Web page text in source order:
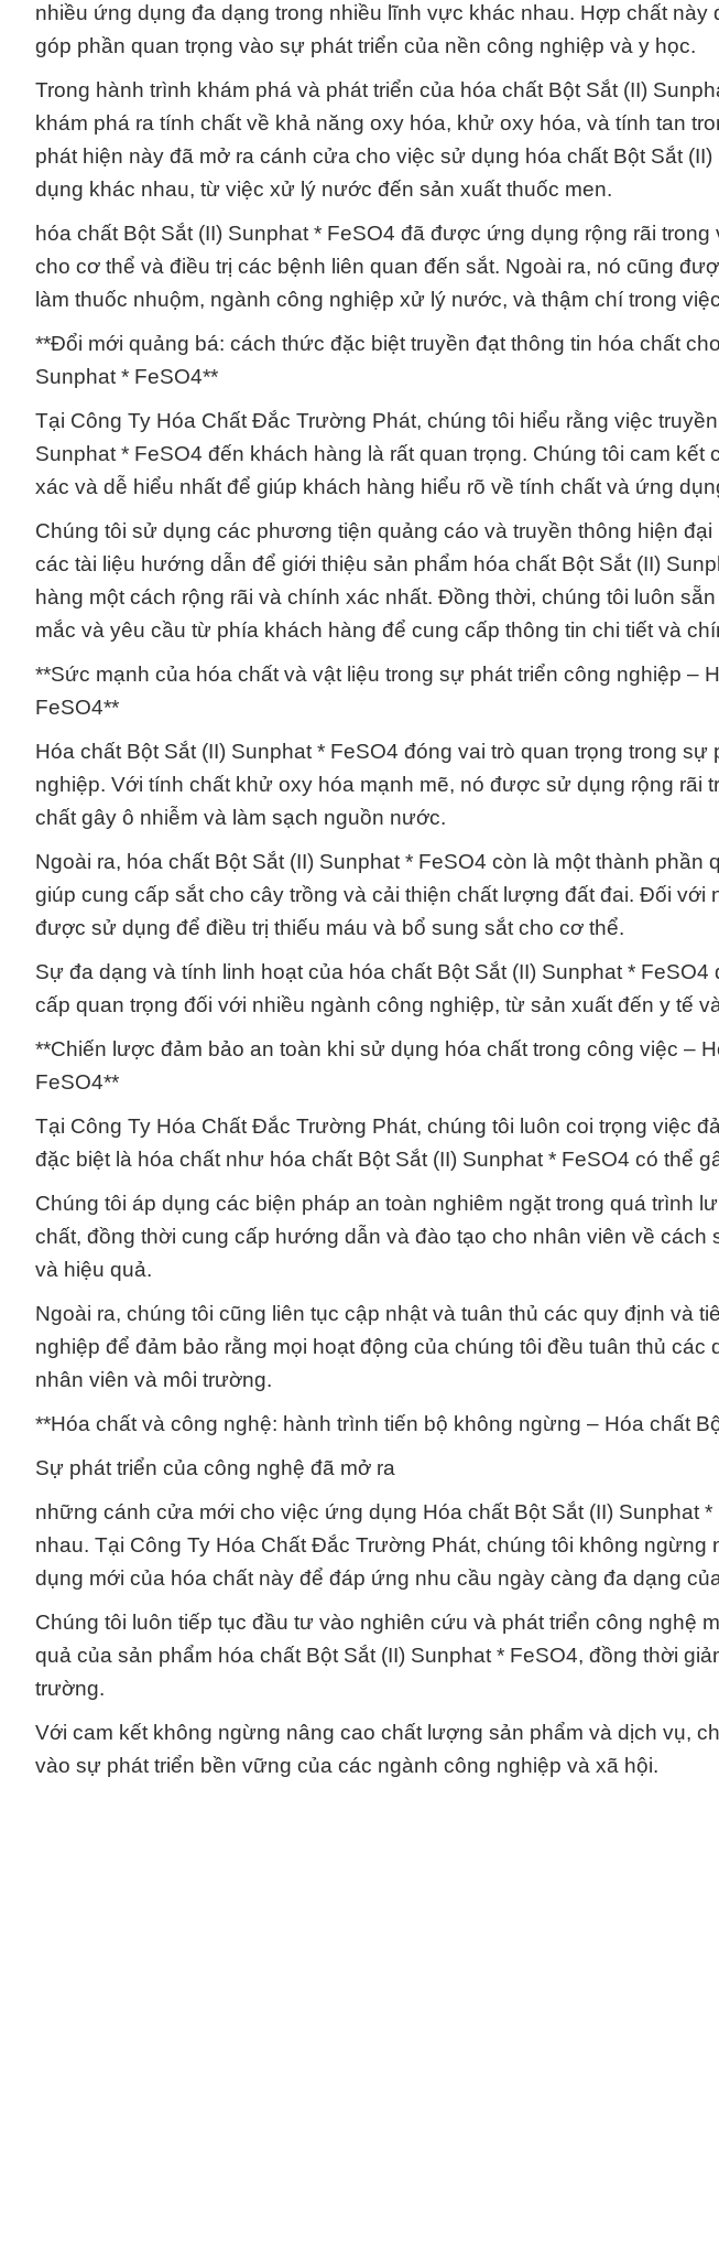
nhiều ứng dụng đa dạng trong nhiều lĩnh vực khác nhau. Hợp chất
góp phần quan trọng vào sự phát triển của nền công nghiệp và y học.
Trong hành trình khám phá và phát triển của hóa chất Bột Sắt (II)
khám phá ra tính chất về khả năng oxy hóa, khử oxy hóa, và tính tan
phát hiện này đã mở ra cánh cửa cho việc sử dụng hóa chất Bột Sắt
dụng khác nhau, từ việc xử lý nước đến sản xuất thuốc men.
hóa chất Bột Sắt (II) Sunphat * FeSO4 đã được ứng dụng rộng rãi
cho cơ thể và điều trị các bệnh liên quan đến sắt. Ngoài ra, nó cũng
làm thuốc nhuộm, ngành công nghiệp xử lý nước, và thậm chí trong
**Đổi mới quảng bá: cách thức đặc biệt truyền đạt thông tin hóa chất
Sunphat * FeSO4**
Tại Công Ty Hóa Chất Đắc Trường Phát, chúng tôi hiểu rằng việc
Sunphat * FeSO4 đến khách hàng là rất quan trọng. Chúng tôi cam kết
xác và dễ hiểu nhất để giúp khách hàng hiểu rõ về tính chất và ứng
Chúng tôi sử dụng các phương tiện quảng cáo và truyền thông hiện
các tài liệu hướng dẫn để giới thiệu sản phẩm hóa chất Bột Sắt (II)
hàng một cách rộng rãi và chính xác nhất. Đồng thời, chúng tôi luôn
mắc và yêu cầu từ phía khách hàng để cung cấp thông tin chi tiết và
**Sức mạnh của hóa chất và vật liệu trong sự phát triển công nghiệp –
FeSO4**
Hóa chất Bột Sắt (II) Sunphat * FeSO4 đóng vai trò quan trọng trong
nghiệp. Với tính chất khử oxy hóa mạnh mẽ, nó được sử dụng rộng rãi
chất gây ô nhiễm và làm sạch nguồn nước.
Ngoài ra, hóa chất Bột Sắt (II) Sunphat * FeSO4 còn là một thành phần
giúp cung cấp sắt cho cây trồng và cải thiện chất lượng đất đai. Đối với
được sử dụng để điều trị thiếu máu và bổ sung sắt cho cơ thể.
Sự đa dạng và tính linh hoạt của hóa chất Bột Sắt (II) Sunphat *
cấp quan trọng đối với nhiều ngành công nghiệp, từ sản xuất đến y tế
**Chiến lược đảm bảo an toàn khi sử dụng hóa chất trong công việc –
FeSO4**
Tại Công Ty Hóa Chất Đắc Trường Phát, chúng tôi luôn coi trọng việc
đặc biệt là hóa chất như hóa chất Bột Sắt (II) Sunphat * FeSO4 có thể
Chúng tôi áp dụng các biện pháp an toàn nghiêm ngặt trong quá trình
chất, đồng thời cung cấp hướng dẫn và đào tạo cho nhân viên về cách
và hiệu quả.
Ngoài ra, chúng tôi cũng liên tục cập nhật và tuân thủ các quy định và
nghiệp để đảm bảo rằng mọi hoạt động của chúng tôi đều tuân thủ các
nhân viên và môi trường.
**Hóa chất và công nghệ: hành trình tiến bộ không ngừng – Hóa chất
Sự phát triển của công nghệ đã mở ra
những cánh cửa mới cho việc ứng dụng Hóa chất Bột Sắt (II) Sunphat
nhau. Tại Công Ty Hóa Chất Đắc Trường Phát, chúng tôi không ngừng
dụng mới của hóa chất này để đáp ứng nhu cầu ngày càng đa dạng
Chúng tôi luôn tiếp tục đầu tư vào nghiên cứu và phát triển công nghệ
quả của sản phẩm hóa chất Bột Sắt (II) Sunphat * FeSO4, đồng thời
trường.
Với cam kết không ngừng nâng cao chất lượng sản phẩm và dịch vụ,
vào sự phát triển bền vững của các ngành công nghiệp và xã hội.